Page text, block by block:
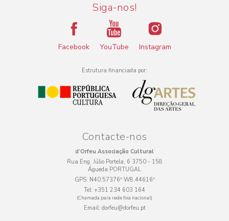
Siga-nos!
Facebook YouTube Instagram
Estrutura financiada por:
Contacte-nos
d’Orfeu Associação Cultural
Rua Eng. Júlio Portela, 6 3750 - 158
Águeda PORTUGAL
GPS: N40.57376º W8.44616º
Tel: +351 234 603 164
(Chamada para rede fixa nacional)
Email: dorfeu@dorfeu.pt